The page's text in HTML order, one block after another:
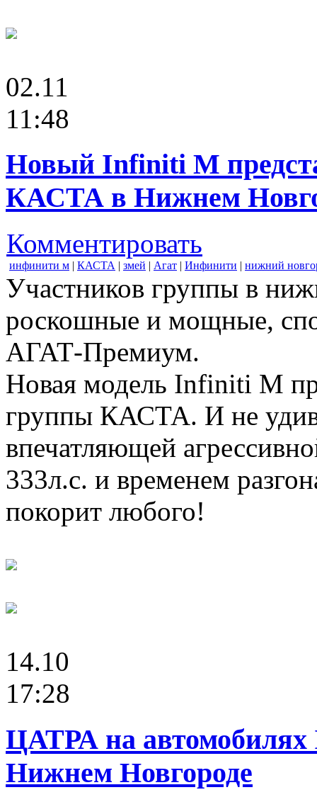
02.11
11:48
Новый Infiniti M
КАСТА в Нижнем
Комментировать
инфинити м | КАСТА | змей | Агат | Инфинити | нижний
Участников группы в
роскошные и мощные,
АГАТ-Премиум.
Новая модель Infiniti M
группы КАСТА. И не
впечатляющей
333л.с. и временем
покорит любого!
14.10
17:28
ЦАТРА на
Нижнем Новгороде